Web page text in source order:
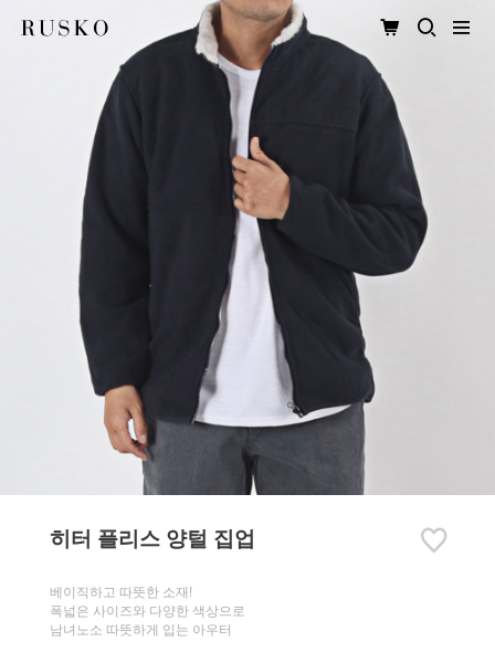
히터 플리스 양털 집업
베이직하고 따뜻한 소재!
폭넓은 사이즈와 다양한 색상으로
남녀노소 따뜻하게 입는 아우터